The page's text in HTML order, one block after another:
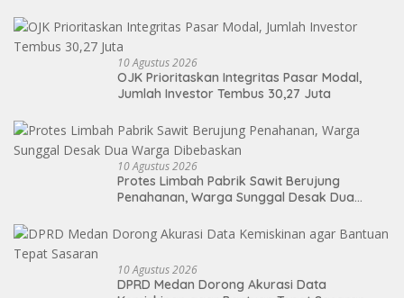
10 Agustus 2026
OJK Prioritaskan Integritas Pasar Modal,
Jumlah Investor Tembus 30,27 Juta
10 Agustus 2026
Protes Limbah Pabrik Sawit Berujung
Penahanan, Warga Sunggal Desak Dua
10 Agustus 2026
DPRD Medan Dorong Akurasi Data